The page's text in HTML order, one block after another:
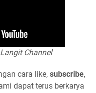
Channel
cara like, subscribe,
dapat terus berkarya